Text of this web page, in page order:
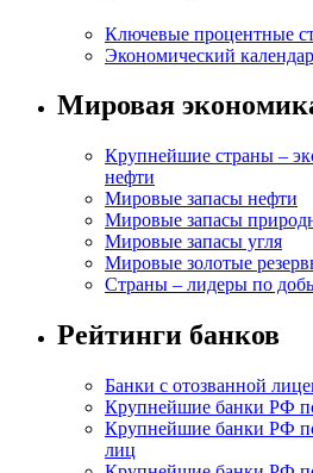
Ключевые процентные
Экономический
Мировая
Крупнейшие страны –
нефти
Мировые запасы нефти
Мировые запасы
Мировые запасы угля
Мировые золотые
Страны – лидеры по
Рейтинги банков
Банки с отозванной
Крупнейшие банки РФ
Крупнейшие банки РФ
лиц